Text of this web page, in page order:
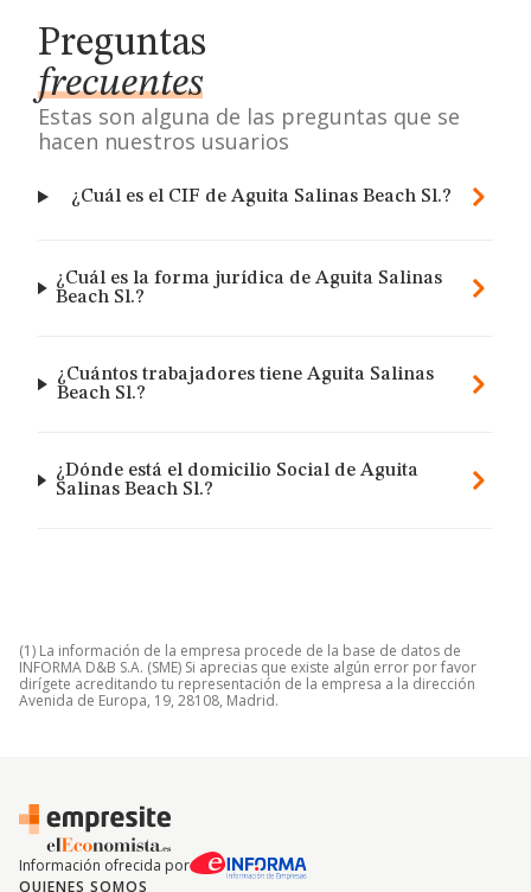
Preguntas
frecuentes
Estas son alguna de las preguntas que se
hacen nuestros usuarios
¿Cuál es el CIF de Aguita Salinas Beach Sl.?
¿Cuál es la forma jurídica de Aguita Salinas
Beach Sl.?
¿Cuántos trabajadores tiene Aguita Salinas
Beach Sl.?
¿Dónde está el domicilio Social de Aguita
Salinas Beach Sl.?
(1) La información de la empresa procede de la base de datos de
INFORMA D&B S.A. (SME) Si aprecias que existe algún error por favor
dirígete acreditando tu representación de la empresa a la dirección
Avenida de Europa, 19, 28108, Madrid.
Información ofrecida por
QUIENES SOMOS